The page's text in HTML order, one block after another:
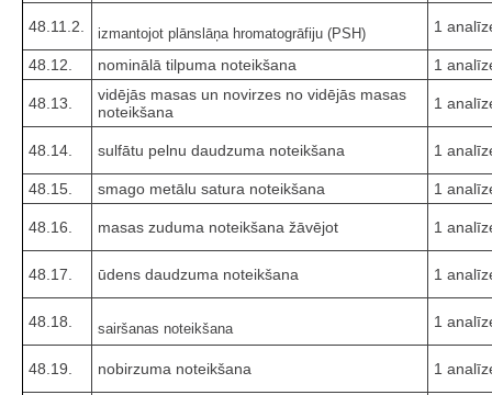
48.11.2. izmantojot plānslāņa hromatogrāfiju (PSH) 1
48.12. nominālā tilpuma noteikšana 1
48.13.
vidējās masas un novirzes no vidējās masas
noteikšana
1
48.14. sulfātu pelnu daudzuma noteikšana 1
48.15. smago metālu satura noteikšana 1
48.16. masas zuduma noteikšana žāvējot 1
48.17. ūdens daudzuma noteikšana 1
48.18. sairšanas noteikšana 1
48.19. nobirzuma noteikšana 1